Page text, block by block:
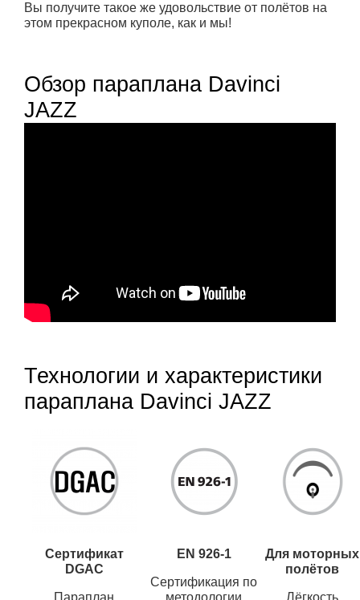
Вы получите такое же удовольствие от полётов на
этом прекрасном куполе, как и мы!
Обзор параплана Davinci
JAZZ
Технологии и характеристики
параплана Davinci JAZZ
Сертификат
DGAC
EN 926-1
Сертификация по
Для моторных
полётов